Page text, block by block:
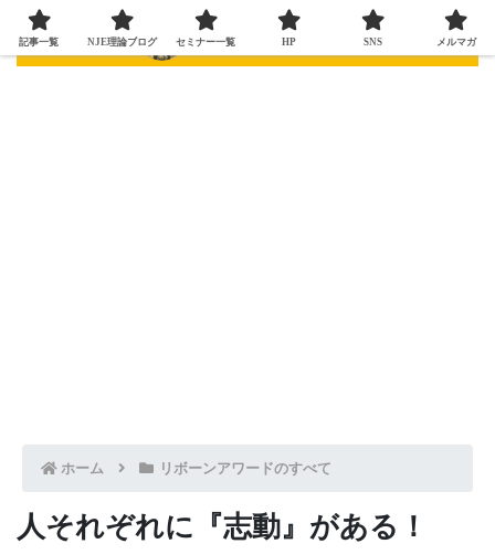
ホーム リボーンアワードのすべて
人それぞれに『志動』がある！
記事一覧 NJE理論ブログ セミナー一覧 HP SNS メルマガ